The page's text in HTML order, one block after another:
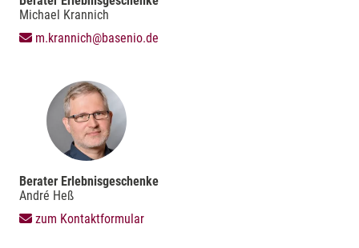
Michael Krannich
m.krannich@basenio.de
Berater Erlebnisgeschenke
André Heß
zum Kontaktformular